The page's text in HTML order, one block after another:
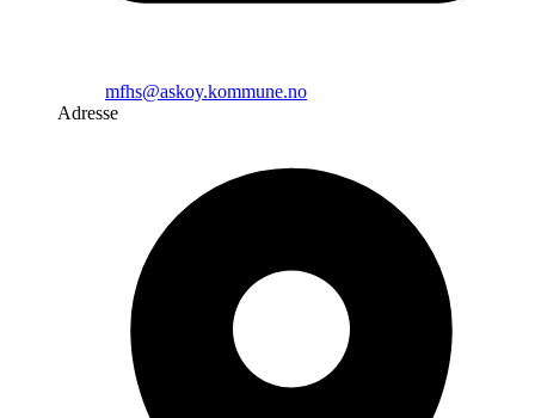
mfhs@askoy.kommune.no
Adresse